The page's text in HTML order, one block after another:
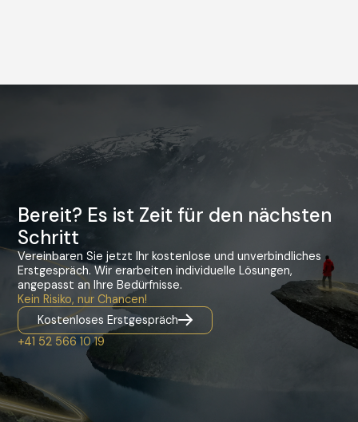
Bereit? Es ist Zeit für den nächsten
Schritt
Vereinbaren Sie jetzt Ihr kostenlose und unverbindliches
Erstgespräch. Wir erarbeiten individuelle Lösungen,
angepasst an Ihre Bedürfnisse.
Kein Risiko, nur Chancen!
Kostenloses Erstgespräch
+41 52 566 10 19